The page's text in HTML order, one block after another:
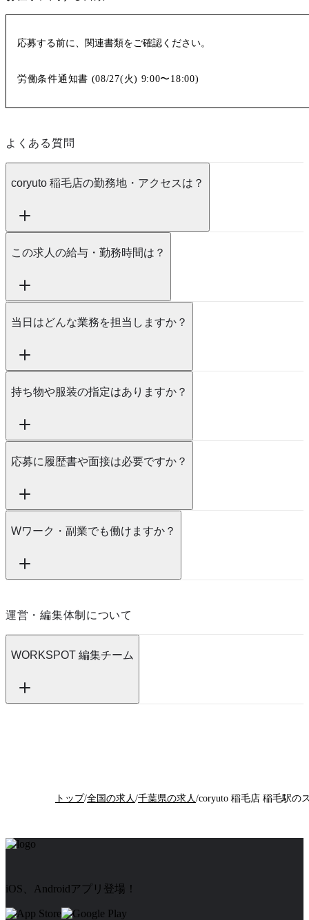
応募する前に、関連書類をご確認ください。
労働条件通知書 (08/27(火) 9:00〜18:00)
よくある質問
coryuto 稲毛店の勤務地・アクセスは？
この求人の給与・勤務時間は？
当日はどんな業務を担当しますか？
持ち物や服装の指定はありますか？
応募に履歴書や面接は必要ですか？
Wワーク・副業でも働けますか？
運営・編集体制について
WORKSPOT 編集チーム
トップ/全国の求人 /千葉県の求人 /
iOS、Androidアプリ登場！